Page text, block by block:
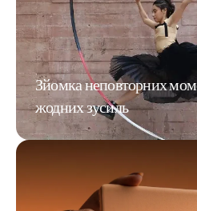
Зйомка неповторних
жодних зусиль